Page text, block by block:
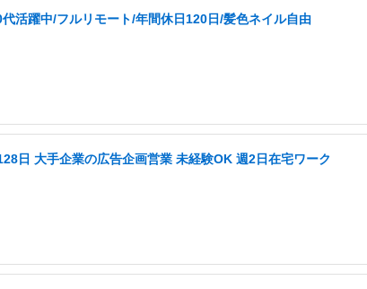
活躍中/フルリモート/年間休日120日/髪色ネイル自由
日 大手企業の広告企画営業 未経験OK 週2日在宅ワーク